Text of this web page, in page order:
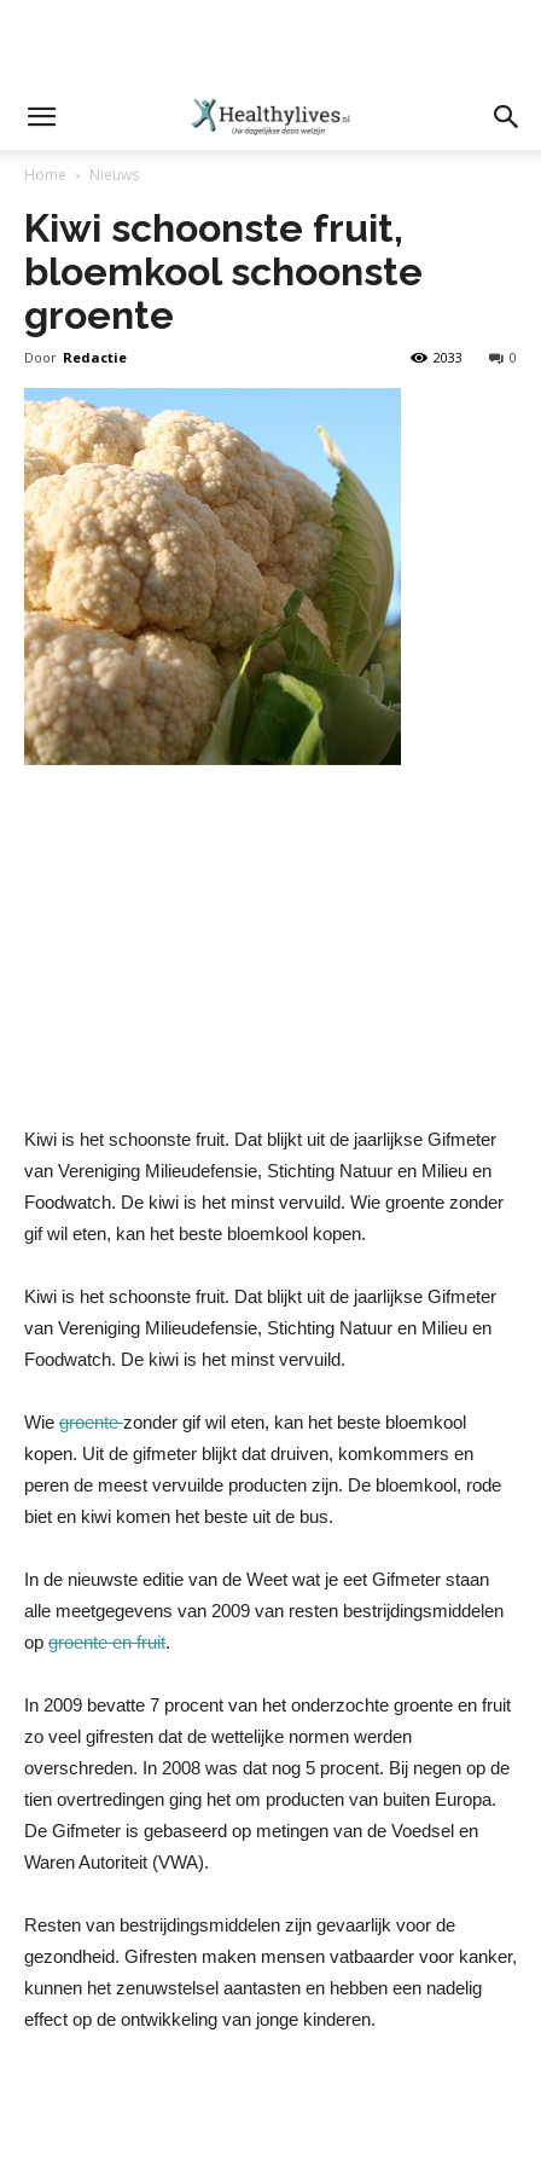
Home Nieuws
Kiwi schoonste fruit,
bloemkool schoonste
groente
Door Redactie 0
2033
Kiwi is het schoonste fruit. Dat blijkt uit de jaarlijkse Gifmeter
van Vereniging Milieudefensie, Stichting Natuur en Milieu en
Foodwatch. De kiwi is het minst vervuild. Wie groente zonder
gif wil eten, kan het beste bloemkool kopen.
Kiwi is het schoonste fruit. Dat blijkt uit de jaarlijkse Gifmeter
van Vereniging Milieudefensie, Stichting Natuur en Milieu en
Foodwatch. De kiwi is het minst vervuild.
Wie groentezonder gif wil eten, kan het beste bloemkool
kopen. Uit de gifmeter blijkt dat druiven, komkommers en
peren de meest vervuilde producten zijn. De bloemkool, rode
biet en kiwi komen het beste uit de bus.
In de nieuwste editie van de Weet wat je eet Gifmeter staan
alle meetgegevens van 2009 van resten bestrijdingsmiddelen
op groente en fruit.
In 2009 bevatte 7 procent van het onderzochte groente en fruit
zo veel gifresten dat de wettelijke normen werden
overschreden. In 2008 was dat nog 5 procent. Bij negen op de
tien overtredingen ging het om producten van buiten Europa.
De Gifmeter is gebaseerd op metingen van de Voedsel en
Waren Autoriteit (VWA).
Resten van bestrijdingsmiddelen zijn gevaarlijk voor de
gezondheid. Gifresten maken mensen vatbaarder voor kanker,
kunnen het zenuwstelsel aantasten en hebben een nadelig
effect op de ontwikkeling van jonge kinderen.